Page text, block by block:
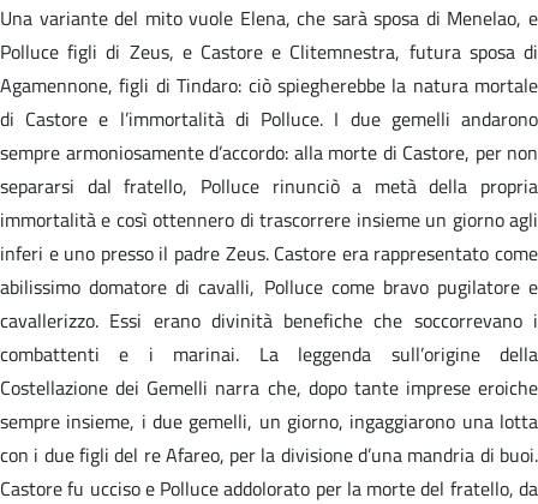
Una variante del mito vuole Elena, che sarà sposa di Menelao, e
Polluce figli di Zeus, e Castore e Clitemnestra, futura sposa di
Agamennone, figli di Tindaro: ciò spiegherebbe la natura mortale
di Castore e l’immortalità di Polluce. I due gemelli andarono
sempre armoniosamente d’accordo: alla morte di Castore, per non
separarsi dal fratello, Polluce rinunciò a metà della propria
immortalità e così ottennero di trascorrere insieme un giorno agli
inferi e uno presso il padre Zeus. Castore era rappresentato come
abilissimo domatore di cavalli, Polluce come bravo pugilatore e
cavallerizzo. Essi erano divinità benefiche che soccorrevano i
combattenti e i marinai. La leggenda sull’origine della
Costellazione dei Gemelli narra che, dopo tante imprese eroiche
sempre insieme, i due gemelli, un giorno, ingaggiarono una lotta
con i due figli del re Afareo, per la divisione d’una mandria di buoi.
Castore fu ucciso e Polluce addolorato per la morte del fratello, da